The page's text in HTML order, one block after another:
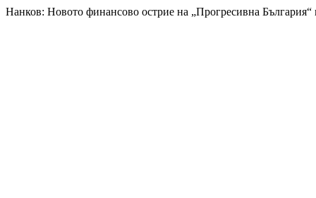
Нанков: Новото финансово острие на „Прогресивна